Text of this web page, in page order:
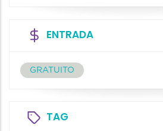
ENTRADA
GRATUITO
TAG